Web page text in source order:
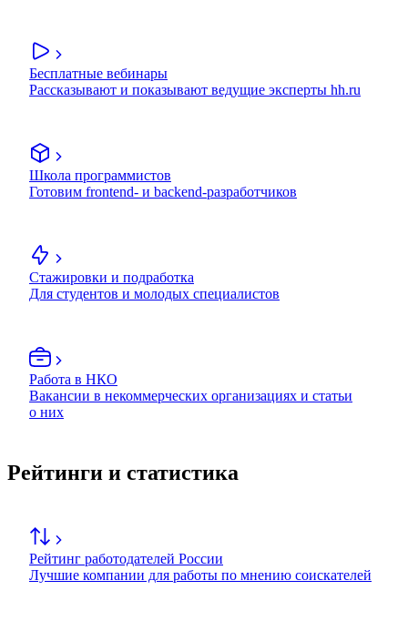
Бесплатные вебинары
Рассказывают и показывают ведущие эксперты hh.ru
Школа программистов
Готовим frontend- и backend-разработчиков
Стажировки и подработка
Для студентов и молодых специалистов
Работа в НКО
Вакансии в некоммерческих организациях и статьи
о них
Рейтинги и статистика
Рейтинг работодателей России
Лучшие компании для работы по мнению соискателей